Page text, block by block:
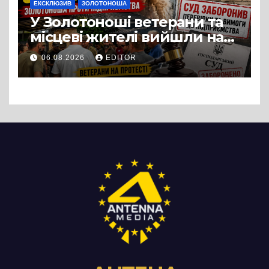
ЕКСКЛЮЗИВ ЗОЛОТОНОША
У Золотоноші ветерани та
місцеві жителі вийшли на
протест до стін
підприємства ТОВ «Омега
Три», що займається
06.08.2026 EDITOR